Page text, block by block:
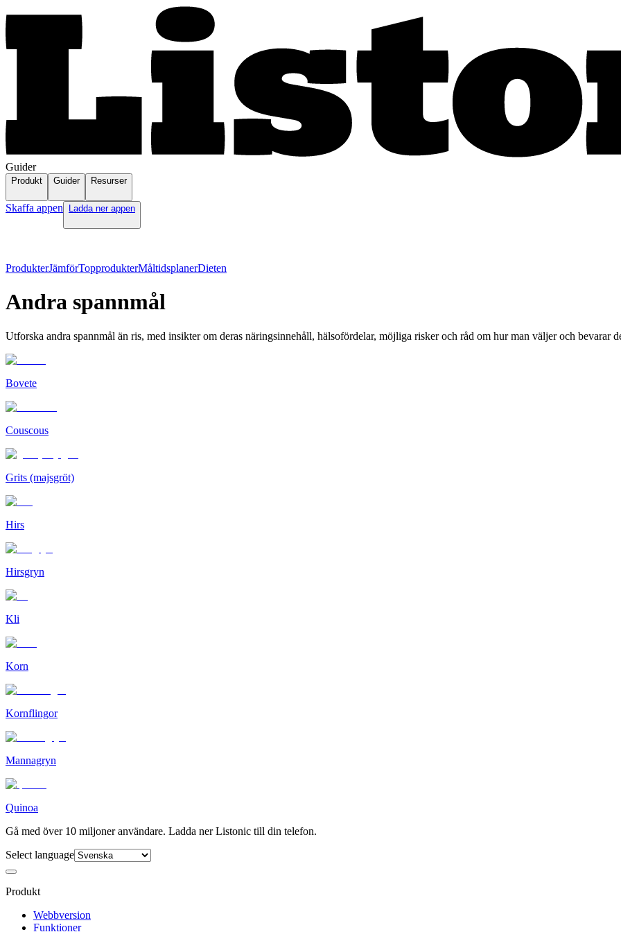
Guider
Produkt Guider Resurser
Skaffa appen Ladda ner appen
ProdukterJämförTopprodukterMåltidsplanerDieten
Andra spannmål
Utforska andra spannmål än ris, med insikter om deras näringsinnehåll, hälsofördelar, möjliga risker och råd om hur man väljer och bevarar
Bovete
Couscous
Grits (majsgröt)
Hirs
Hirsgryn
Kli
Korn
Kornflingor
Mannagryn
Quinoa
Gå med över 10 miljoner användare. Ladda ner Listonic till din telefon.
Select language
Produkt
Webbversion
Funktioner